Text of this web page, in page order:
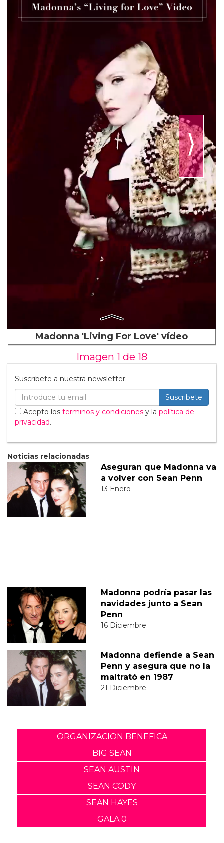
⟩
Madonna 'Living For Love' vídeo
Imagen 1 de 18
Suscribete a nuestra newsletter:
Suscribete
Acepto los terminos y condiciones y la política de
privacidad.
Noticias relacionadas
Aseguran que Madonna va
a volver con Sean Penn
13 Enero
Madonna podría pasar las
navidades junto a Sean
Penn
16 Diciembre
Madonna defiende a Sean
Penn y asegura que no la
maltrató en 1987
21 Diciembre
ORGANIZACION BENEFICA
BIG SEAN
SEAN AUSTIN
SEAN CODY
SEAN HAYES
GALA 0